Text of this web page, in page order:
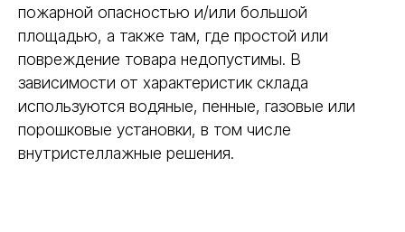
пожарной опасностью и/или большой
площадью, а также там, где простой или
повреждение товара недопустимы. В
зависимости от характеристик склада
используются водяные, пенные, газовые или
порошковые установки, в том числе
внутристеллажные решения.